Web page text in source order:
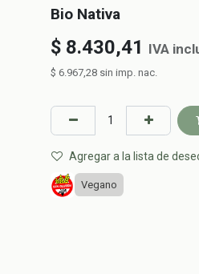
Bio Nativa
$ 8.430,41 IVA
$ 6.967,28 sin imp. nac.
Agregar a la lista de
Vegano